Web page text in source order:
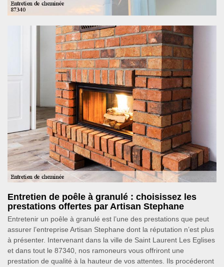
Entretien de poêle à granulé : choisissez les
prestations offertes par Artisan Stephane
Entretenir un poêle à granulé est l’une des prestations que peut
assurer l’entreprise Artisan Stephane dont la réputation n’est plus
à présenter. Intervenant dans la ville de Saint Laurent Les Eglises
et dans tout le 87340, nos ramoneurs vous offriront une
prestation de qualité à la hauteur de vos attentes. Ils procéderont